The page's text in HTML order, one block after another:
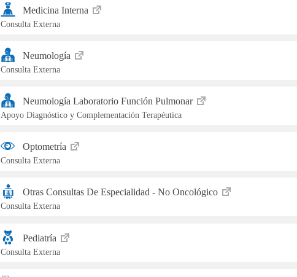
Medicina Interna
Consulta Externa
Neumología
Consulta Externa
Neumología Laboratorio Función Pulmonar
Apoyo Diagnóstico y Complementación Terapéutica
Optometría
Consulta Externa
Otras Consultas De Especialidad - No Oncológico
Consulta Externa
Pediatría
Consulta Externa